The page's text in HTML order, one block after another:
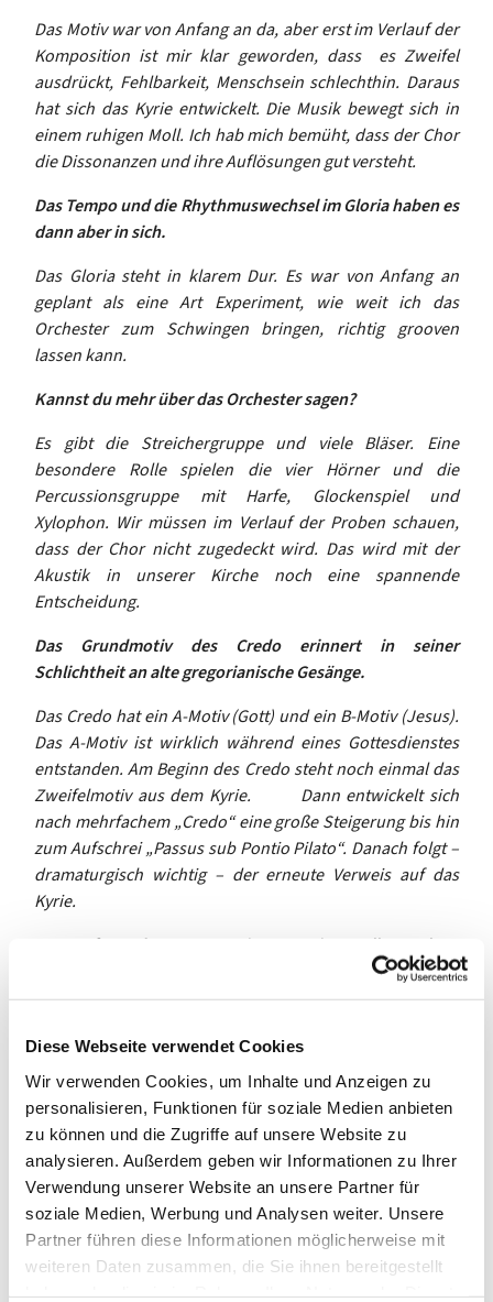
Diese Webseite verwendet Cookies
Wir verwenden Cookies, um Inhalte und Anzeigen zu
personalisieren, Funktionen für soziale Medien anbieten
zu können und die Zugriffe auf unsere Website zu
analysieren. Außerdem geben wir Informationen zu Ihrer
Verwendung unserer Website an unsere Partner für
soziale Medien, Werbung und Analysen weiter. Unsere
Partner führen diese Informationen möglicherweise mit
weiteren Daten zusammen, die Sie ihnen bereitgestellt
Das Motiv war von Anfang an da, aber erst im Verlauf der
Komposition ist mir klar geworden, dass es Zweifel
ausdrückt, Fehlbarkeit, Menschsein schlechthin. Daraus
hat sich das Kyrie entwickelt. Die Musik bewegt sich in
einem ruhigen Moll. Ich hab mich bemüht, dass der Chor
die Dissonanzen und ihre Auflösungen gut versteht.
Das Tempo und die Rhythmuswechsel im Gloria haben es
dann aber in sich.
Das Gloria steht in klarem Dur. Es war von Anfang an
geplant als eine Art Experiment, wie weit ich das
Orchester zum Schwingen bringen, richtig grooven
lassen kann.
Kannst du mehr über das Orchester sagen?
Es gibt die Streichergruppe und viele Bläser. Eine
besondere Rolle spielen die vier Hörner und die
Percussionsgruppe mit Harfe, Glockenspiel und
Xylophon. Wir müssen im Verlauf der Proben schauen,
dass der Chor nicht zugedeckt wird. Das wird mit der
Akustik in unserer Kirche noch eine spannende
Entscheidung.
Das Grundmotiv des Credo erinnert in seiner
Schlichtheit an alte gregorianische Gesänge.
Das Credo hat ein A-Motiv (Gott) und ein B-Motiv (Jesus).
Das A-Motiv ist wirklich während eines Gottesdienstes
entstanden. Am Beginn des Credo steht noch einmal das
Zweifelmotiv aus dem Kyrie. Dann entwickelt sich
nach mehrfachem „Credo“ eine große Steigerung bis hin
zum Aufschrei „Passus sub Pontio Pilato“. Danach folgt –
dramaturgisch wichtig – der erneute Verweis auf das
Kyrie.
Der Anfang des Sanctus ist experimentell angelegt.
Lange Akkorde in den Männerstimmen sorgen für ein
Fundament, über dem Sopran und Alt eine auf- und
entwickeln. In jeder Probe ist es anders und auch in jeder
Aufführung wird es anders zu hören sein.
Die Frauenstimmen bilden so etwas wie Wolken über den
Akkorden. Es gab einen Moment im
Kompositionsprozess, wo mir ganz klar war, dass das so
sein sollte. Wir brauchen noch ein paar Proben, um
wirklich dahin zu kommen. Aber das wird!
Bleibt noch das abschließende Agnus Dei, die